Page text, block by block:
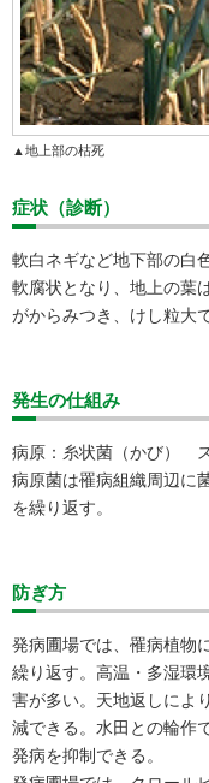
▲地上部の枯死
症状（診断）
軟白ネギなど地下部の白
軟腐状となり、地上の葉
がからみつき、けし粒大
発生の仕組み
病原：糸状菌（かび）
病原菌は罹病組織周辺に
を繰り返す。
防ぎ方
発病圃場では、罹病植物
繰り返す。高温・多湿環
害が多い。天地返しによ
減できる。水田との輪作
発病を抑制できる。